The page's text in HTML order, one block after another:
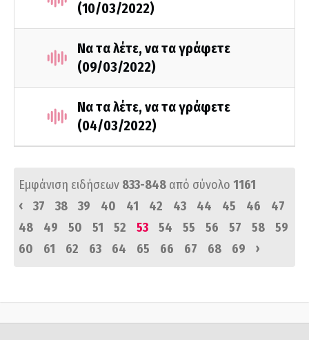
(10/03/2022)
Να τα λέτε, να τα γράφετε
(09/03/2022)
Να τα λέτε, να τα γράφετε
(04/03/2022)
Εμφάνιση ειδήσεων 833-848 από σύνολο 1161
‹
37 38 39 40 41 42 43 44 45 46
47
48
49 50 51 52 53 54 55 56 57 58
59
60
61 62 63 64 65 66 67 68 69 ›